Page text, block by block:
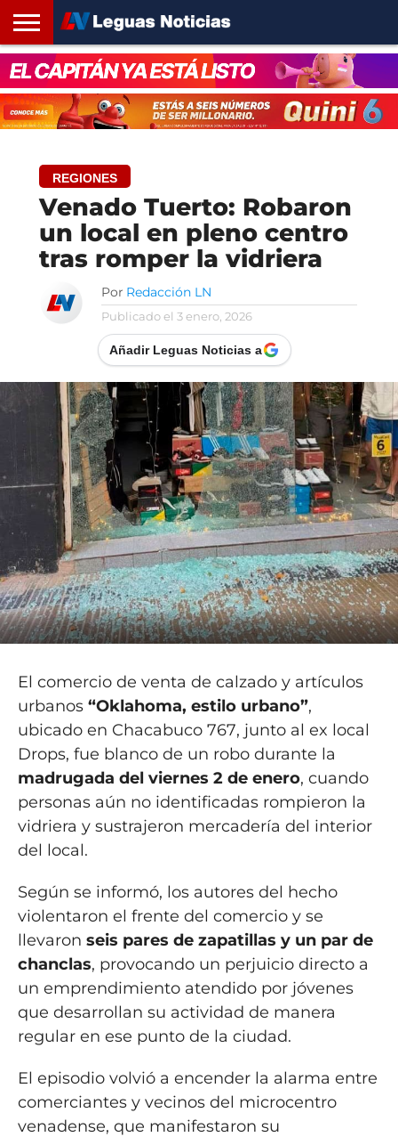
INICIO
SANTA
FE
ROSARIO24
REGIONES
ARGENTINA
OPINIÓN
CONTACTO
REGIONES
Venado Tuerto: Robaron
un local en pleno centro
tras romper la vidriera
Por Redacción LN
Publicado el 3 enero, 2026
Añadir Leguas Noticias a
El comercio de venta de calzado y artículos
urbanos “Oklahoma, estilo urbano”,
ubicado en Chacabuco 767, junto al ex local
Drops, fue blanco de un robo durante la
madrugada del viernes 2 de enero, cuando
personas aún no identificadas rompieron la
vidriera y sustrajeron mercadería del interior
del local.
Según se informó, los autores del hecho
violentaron el frente del comercio y se
llevaron seis pares de zapatillas y un par de
chanclas, provocando un perjuicio directo a
un emprendimiento atendido por jóvenes
que desarrollan su actividad de manera
regular en ese punto de la ciudad.
El episodio volvió a encender la alarma entre
comerciantes y vecinos del microcentro
venadense, que manifestaron su